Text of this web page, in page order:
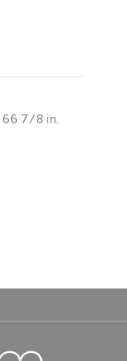
66 7/8 in.